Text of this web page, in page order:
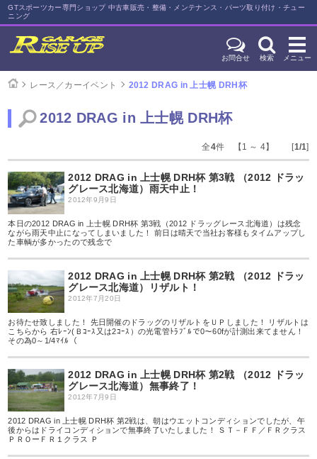
GTスポーツカー専門ショップ 中古車販売・整備・メンテナンス・パーツ取り付け・チュー
ニング
お問合せ 検索 メニュー
レース／カーイベント 2012 DRAG in 上士幌 DRH杯
2012 DRAG in 上士幌 DRH杯
全4件 【1 ～ 4】 [1/1]
2012 DRAG in 上士幌 DRH杯 第3戦 （2012 ドラッ
グレース北海道）雨天中止！
2012年9月9日
本日の2012 DRAG in 上士幌 DRH杯 第3戦（2012 ドラッグレース北海道）は残念
ながら雨天中止になってしまいました！ 前日は晴天で当社お客様もタイムアップし
た車輌が多かったので残念で
2012 DRAG in 上士幌 DRH杯 第2戦 （2012 ドラッ
グレース北海道）リザルト！
2012年7月20日
お待たせ致しました！ 先日開催のドラッグのリザルトをＵＰしました！ リザルトは
こちらから 右ﾚｰﾝ(Ｂｺｰｽ又は2ｺｰｽ）の光電管ﾄﾗﾌﾞﾙで0～60fが計測出来てません！
その為0～1/4ﾏｲﾙ（
2012 DRAG in 上士幌 DRH杯 第2戦 （2012 ドラッ
グレース北海道）無事終了！
2012年7月9日
2012 DRAG in 上士幌 DRH杯 第2戦は、朝はウエットコンディションでしたが、午
後からはドライコンディションで無事終了いたしました！ ＳＴ－ＦＦ／ＦＲクラス
ＰＲＯーＦＲ１クラス Ｐ